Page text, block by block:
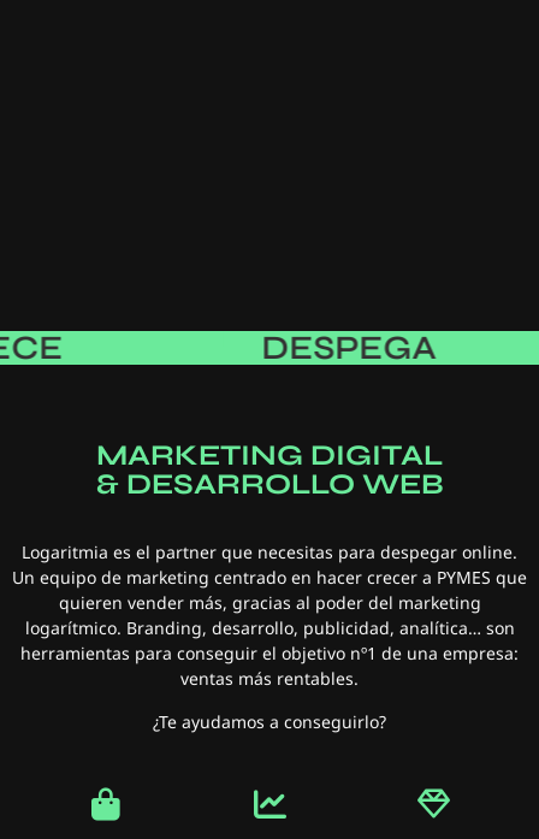
DESPEGA
MARKETING DIGITAL
& DESARROLLO WEB
Logaritmia es el partner que necesitas para despegar online.
Un equipo de marketing centrado en hacer crecer a PYMES que
quieren vender más, gracias al poder del marketing
logarítmico. Branding, desarrollo, publicidad, analítica… son
herramientas para conseguir el objetivo nº1 de una empresa:
ventas más rentables.
¿Te ayudamos a conseguirlo?